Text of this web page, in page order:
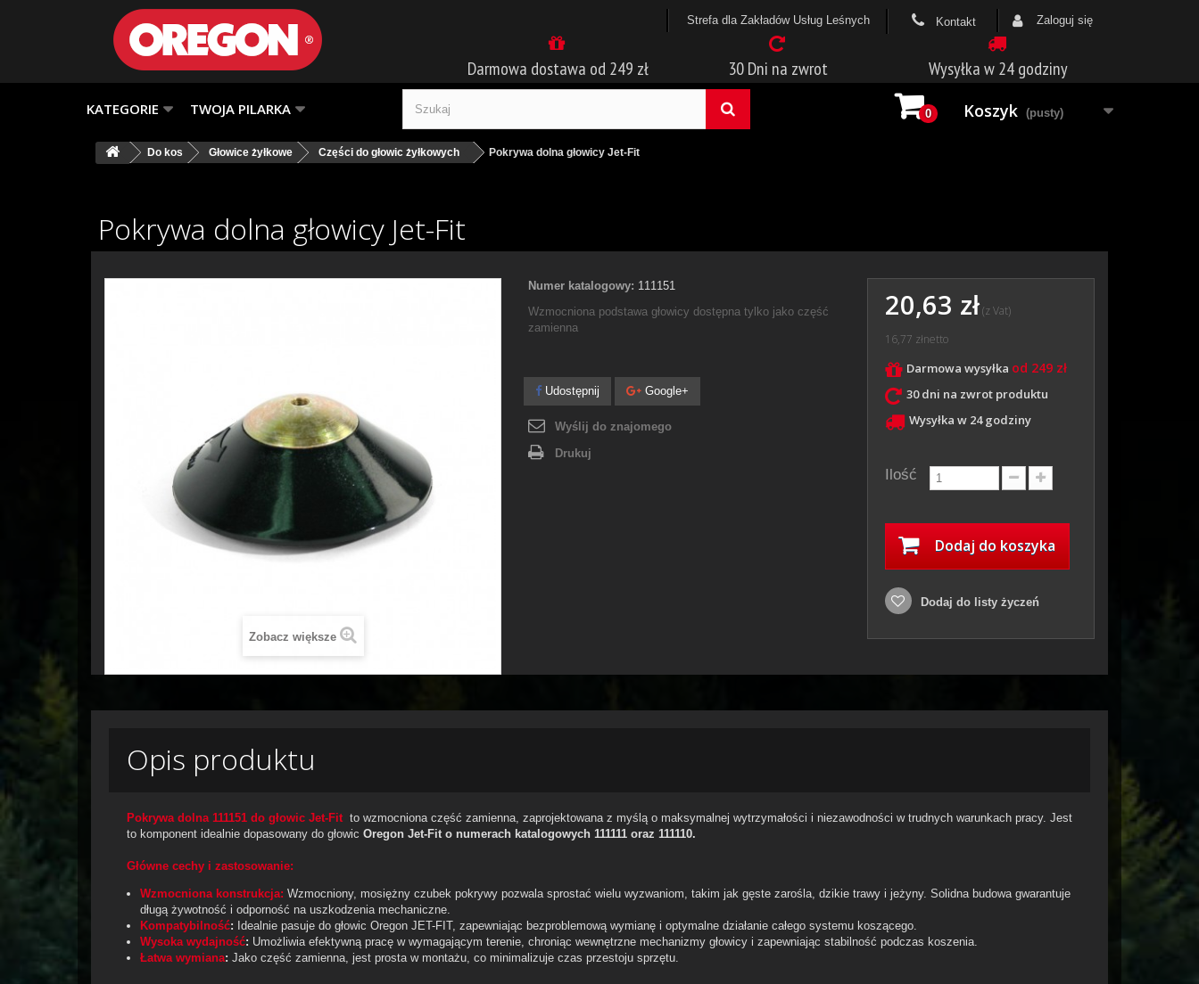
Zaloguj się
Kontakt
Strefa dla Zakładów Usług Leśnych
Darmowa dostawa od 249 zł 30 Dni na zwrot Wysyłka w 24 godziny
KATEGORIE TWOJA PILARKA 0 Koszyk (pusty)
Do kos Głowice żyłkowe Części do głowic żyłkowych Pokrywa dolna głowicy Jet-Fit
Pokrywa dolna głowicy Jet-Fit
Zobacz większe
Numer katalogowy: 111151
Wzmocniona podstawa głowicy dostępna tylko jako część
zamienna
Udostępnij Google+
Wyślij do znajomego
Drukuj
20,63 zł(z Vat)
16,77 złnetto
Darmowa wysyłka od 249 zł
30 dni na zwrot produktu
Wysyłka w 24 godziny
Ilość
Dodaj do koszyka
Dodaj do listy życzeń
Opis produktu
Pokrywa dolna 111151 do głowic Jet-Fit to wzmocniona część zamienna, zaprojektowana z myślą o maksymalnej wytrzymałości i niezawodności w trudnych warunkach pracy. Jest
to komponent idealnie dopasowany do głowic Oregon Jet-Fit o numerach katalogowych 111111 oraz 111110.
Główne cechy i zastosowanie:
Wzmocniona konstrukcja: Wzmocniony, mosiężny czubek pokrywy pozwala sprostać wielu wyzwaniom, takim jak gęste zarośla, dzikie trawy i jeżyny. Solidna budowa gwarantuje
długą żywotność i odporność na uszkodzenia mechaniczne.
Kompatybilność: Idealnie pasuje do głowic Oregon JET-FIT, zapewniając bezproblemową wymianę i optymalne działanie całego systemu koszącego.
Wysoka wydajność: Umożliwia efektywną pracę w wymagającym terenie, chroniąc wewnętrzne mechanizmy głowicy i zapewniając stabilność podczas koszenia.
Łatwa wymiana: Jako część zamienna, jest prosta w montażu, co minimalizuje czas przestoju sprzętu.